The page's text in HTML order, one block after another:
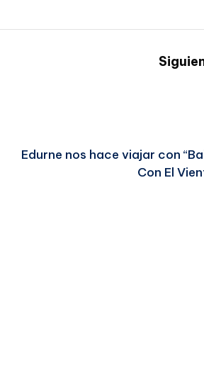
Edurne nos hace viajar con
Con El